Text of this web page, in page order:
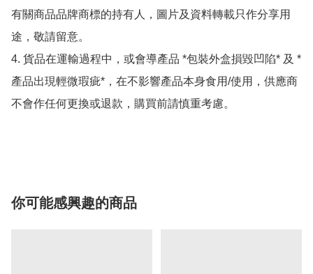
有關商品品牌商標的持有人，圖片及資料轉載只作分享用
途，敬請留意。
4. 貨品在運輸過程中，或會導產品 *包裝外盒損毀凹陷* 及 *
產品出現輕微瑕疵*，在不影響產品本身食用/使用，供應商
不會作任何更換或退款，購買前請慎重考慮。
你可能感興趣的商品